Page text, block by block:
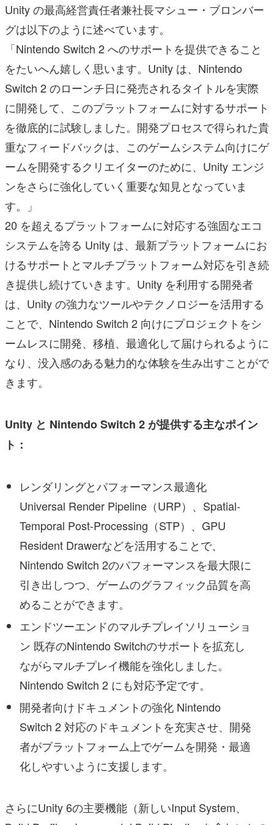
Unity の最高経営責任者兼社長マシュー・ブロンバー
グは以下のように述べています。
「Nintendo Switch 2 へのサポートを提供できること
をたいへん嬉しく思います。Unity は、Nintendo
Switch 2 のローンチ日に発売されるタイトルを実際
に開発して、このプラットフォームに対するサポート
を徹底的に試験しました。開発プロセスで得られた貴
重なフィードバックは、このゲームシステム向けにゲ
ームを開発するクリエイターのために、Unity エンジ
ンをさらに強化していく重要な知見となっていま
す。」
20 を超えるプラットフォームに対応する強固なエコ
システムを誇る Unity は、最新プラットフォームにお
けるサポートとマルチプラットフォーム対応を引き続
き提供し続けていきます。Unity を利用する開発者
は、Unity の強力なツールやテクノロジーを活用する
ことで、Nintendo Switch 2 向けにプロジェクトをシ
ームレスに開発、移植、最適化して届けられるように
なり、没入感のある魅力的な体験を生み出すことがで
きます。
Unity と Nintendo Switch 2 が提供する主なポイン
ト：
レンダリングとパフォーマンス最適化
Universal Render Pipeline（URP）、Spatial-
Temporal Post-Processing（STP）、GPU
Resident Drawerなどを活用することで、
Nintendo Switch 2のパフォーマンスを最大限に
引き出しつつ、ゲームのグラフィック品質を高
めることができます。
エンドツーエンドのマルチプレイソリューショ
ン 既存のNintendo Switchのサポートを拡充し
ながらマルチプレイ機能を強化しました。
Nintendo Switch 2 にも対応予定です。
開発者向けドキュメントの強化 Nintendo
Switch 2 対応のドキュメントを充実させ、開発
者がプラットフォーム上でゲームを開発・最適
化しやすいように支援します。
さらにUnity 6の主要機能（新しいInput System、